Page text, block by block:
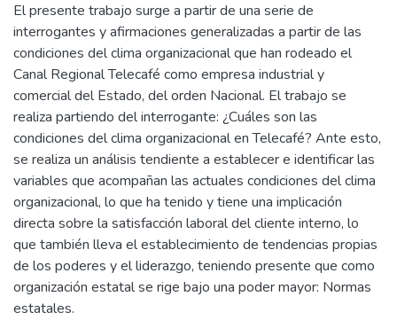
El presente trabajo surge a partir de una serie de
interrogantes y afirmaciones generalizadas a partir de las
condiciones del clima organizacional que han rodeado el
Canal Regional Telecafé como empresa industrial y
comercial del Estado, del orden Nacional. El trabajo se
realiza partiendo del interrogante: ¿Cuáles son las
condiciones del clima organizacional en Telecafé? Ante esto,
se realiza un análisis tendiente a establecer e identificar las
variables que acompañan las actuales condiciones del clima
organizacional, lo que ha tenido y tiene una implicación
directa sobre la satisfacción laboral del cliente interno, lo
que también lleva el establecimiento de tendencias propias
de los poderes y el liderazgo, teniendo presente que como
organización estatal se rige bajo una poder mayor: Normas
estatales.